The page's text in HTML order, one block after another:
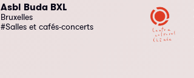
Asbl Buda BXL
Bruxelles
#Salles et cafés-concerts